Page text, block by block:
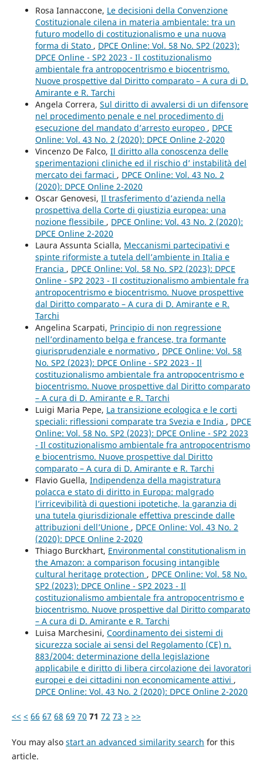
Rosa Iannaccone, Le decisioni della Convenzione
Costituzionale cilena in materia ambientale: tra un
futuro modello di costituzionalismo e una nuova
forma di Stato , DPCE Online: Vol. 58 No. SP2 (2023):
DPCE Online - SP2 2023 - Il costituzionalismo
ambientale fra antropocentrismo e biocentrismo.
Nuove prospettive dal Diritto comparato – A cura di D.
Amirante e R. Tarchi
Angela Correra, Sul diritto di avvalersi di un difensore
nel procedimento penale e nel procedimento di
esecuzione del mandato d’arresto europeo , DPCE
Online: Vol. 43 No. 2 (2020): DPCE Online 2-2020
Vincenzo De Falco, Il diritto alla conoscenza delle
sperimentazioni cliniche ed il rischio d’ instabilità del
mercato dei farmaci , DPCE Online: Vol. 43 No. 2
(2020): DPCE Online 2-2020
Oscar Genovesi, Il trasferimento d’azienda nella
prospettiva della Corte di giustizia europea: una
nozione flessibile , DPCE Online: Vol. 43 No. 2 (2020):
DPCE Online 2-2020
Laura Assunta Scialla, Meccanismi partecipativi e
spinte riformiste a tutela dell’ambiente in Italia e
Francia , DPCE Online: Vol. 58 No. SP2 (2023): DPCE
Online - SP2 2023 - Il costituzionalismo ambientale fra
antropocentrismo e biocentrismo. Nuove prospettive
dal Diritto comparato – A cura di D. Amirante e R.
Tarchi
Angelina Scarpati, Principio di non regressione
nell’ordinamento belga e francese, tra formante
giurisprudenziale e normativo , DPCE Online: Vol. 58
No. SP2 (2023): DPCE Online - SP2 2023 - Il
costituzionalismo ambientale fra antropocentrismo e
biocentrismo. Nuove prospettive dal Diritto comparato
– A cura di D. Amirante e R. Tarchi
Luigi Maria Pepe, La transizione ecologica e le corti
speciali: riflessioni comparate tra Svezia e India , DPCE
Online: Vol. 58 No. SP2 (2023): DPCE Online - SP2 2023
- Il costituzionalismo ambientale fra antropocentrismo
e biocentrismo. Nuove prospettive dal Diritto
comparato – A cura di D. Amirante e R. Tarchi
Flavio Guella, Indipendenza della magistratura
polacca e stato di diritto in Europa: malgrado
l’irricevibilità di questioni ipotetiche, la garanzia di
una tutela giurisdizionale effettiva prescinde dalle
attribuzioni dell’Unione , DPCE Online: Vol. 43 No. 2
(2020): DPCE Online 2-2020
Thiago Burckhart, Environmental constitutionalism in
the Amazon: a comparison focusing intangible
cultural heritage protection , DPCE Online: Vol. 58 No.
SP2 (2023): DPCE Online - SP2 2023 - Il
costituzionalismo ambientale fra antropocentrismo e
biocentrismo. Nuove prospettive dal Diritto comparato
– A cura di D. Amirante e R. Tarchi
Luisa Marchesini, Coordinamento dei sistemi di
sicurezza sociale ai sensi del Regolamento (CE) n.
883/2004: determinazione della legislazione
applicabile e diritto di libera circolazione dei lavoratori
europei e dei cittadini non economicamente attivi ,
DPCE Online: Vol. 43 No. 2 (2020): DPCE Online 2-2020
<< < 66 67 68 69 70 71 72 73 > >>
You may also start an advanced similarity search for this
article.